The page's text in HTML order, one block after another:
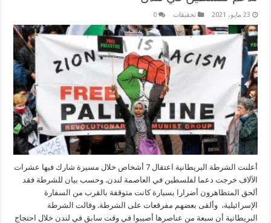
23 مايو، 2021 تحقيقات 0
أعلنت الشرطة البريطانية اعتقال 7 أشخاص خلال مسيرة شارك فيها عشرات
الآلاف خرجت دعما لفلسطين في العاصمة لندن. وحسب بيان للشرطة فقد
ألحق المتظاهرون أضرارا بسيارة كانت متوقفة بالقرب من السفارة
الإسرائيلية، وألقى بعضهم مفرقعات على الشرطة. وقالت الشرطة
البريطانية أن سبعة من عناصرها أصيبوا في وقت سابق في لندن خلال احتجاج